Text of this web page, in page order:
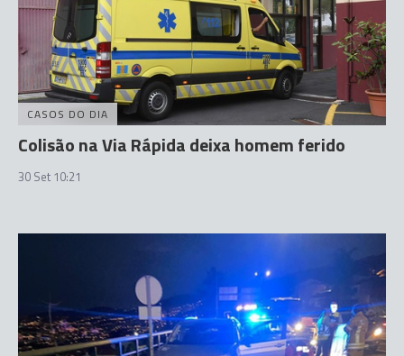
CASOS DO DIA
Colisão na Via Rápida deixa homem ferido
30 Set 10:21